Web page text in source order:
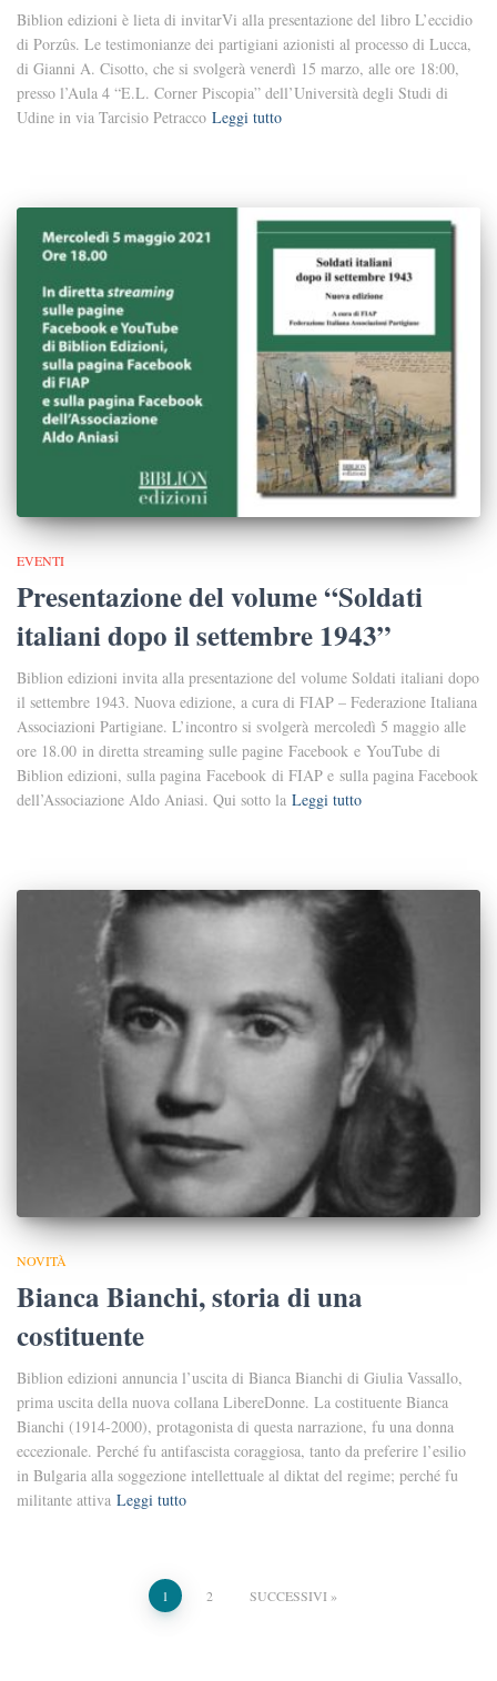
Biblion edizioni è lieta di invitarVi alla presentazione del libro L’eccidio
di Porzûs. Le testimonianze dei partigiani azionisti al processo di Lucca,
di Gianni A. Cisotto, che si svolgerà venerdì 15 marzo, alle ore 18:00,
presso l’Aula 4 “E.L. Corner Piscopia” dell’Università degli Studi di
Udine in via Tarcisio Petracco Leggi tutto
EVENTI
Presentazione del volume “Soldati
italiani dopo il settembre 1943”
Biblion edizioni invita alla presentazione del volume Soldati italiani dopo
il settembre 1943. Nuova edizione, a cura di FIAP – Federazione Italiana
Associazioni Partigiane. L’incontro si svolgerà mercoledì 5 maggio alle
ore 18.00 in diretta streaming sulle pagine Facebook e YouTube di
Biblion edizioni, sulla pagina Facebook di FIAP e sulla pagina Facebook
dell’Associazione Aldo Aniasi. Qui sotto la Leggi tutto
NOVITÀ
Bianca Bianchi, storia di una
costituente
Biblion edizioni annuncia l’uscita di Bianca Bianchi di Giulia Vassallo,
prima uscita della nuova collana LibereDonne. La costituente Bianca
Bianchi (1914-2000), protagonista di questa narrazione, fu una donna
eccezionale. Perché fu antifascista coraggiosa, tanto da preferire l’esilio
in Bulgaria alla soggezione intellettuale al diktat del regime; perché fu
militante attiva Leggi tutto
Paginazione1 2 SUCCESSIVI